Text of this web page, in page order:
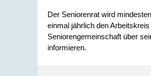
Der Seniorenrat wird
einmal jährlich den Arbeitskreis
Seniorengemeinschaft über
informieren.